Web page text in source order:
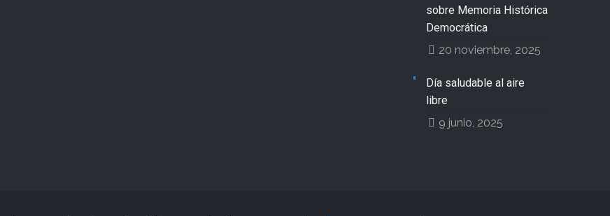
sobre Memoria Histórica
Democrática
20 noviembre, 2025
Día saludable al aire
libre
9 junio, 2025